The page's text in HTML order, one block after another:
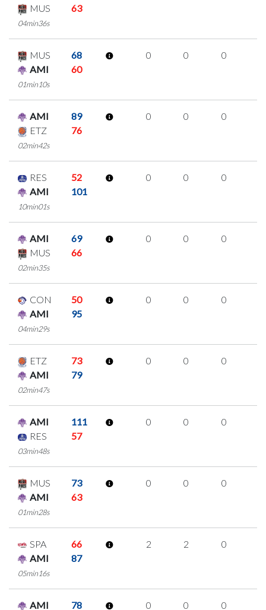
MUS
63
04min36s
MUS
68
AMI
60
01min10s
0 0 0
AMI
89
ETZ
76
02min42s
0 0 0
RES
52
AMI
101
10min01s
0 0 0
AMI
69
MUS
66
02min35s
0 0 0
CON
50
AMI
95
04min29s
0 0 0
ETZ
73
AMI
79
02min47s
0 0 0
AMI
111
RES
57
03min48s
0 0 0
MUS
73
AMI
63
01min28s
0 0 0
SPA
66
AMI
87
05min16s
2 2 0
AMI 78 0 0 0